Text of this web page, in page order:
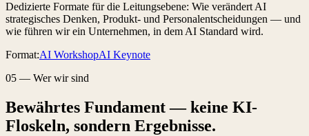
Dedizierte Formate für die Leitungsebene: Wie verändert AI
strategisches Denken, Produkt- und Personalentscheidungen — und
wie führen wir ein Unternehmen, in dem AI Standard wird.
Format:AI WorkshopAI Keynote
05 — Wer wir sind
Bewährtes Fundament — keine KI-
Floskeln, sondern Ergebnisse.